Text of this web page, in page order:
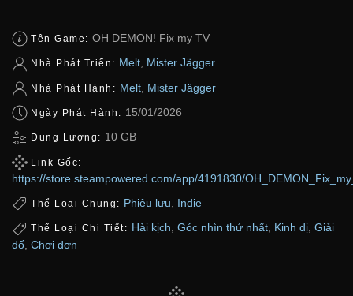
Tên Game: OH DEMON! Fix my TV
Nhà Phát Triển: Melt, Mister Jägger
Nhà Phát Hành: Melt, Mister Jägger
Ngày Phát Hành: 15/01/2026
Dung Lượng: 10 GB
Link Gốc:
https://store.steampowered.com/app/4191830/
Thể Loại Chung: Phiêu lưu Indie
Thể Loại Chi Tiết: Hài kịch, Góc nhìn thứ nhất, Kinh dị, Giải
đố Chơi đơn